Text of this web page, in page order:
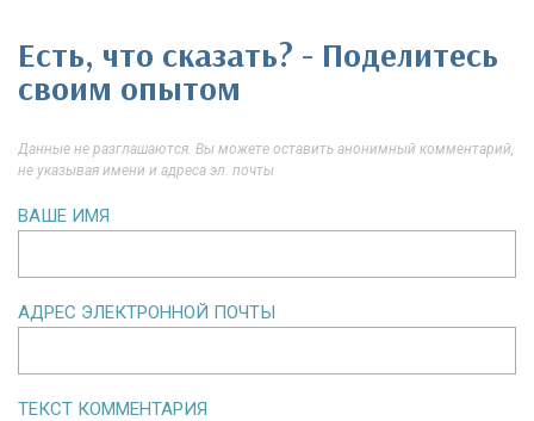
Есть, что сказать? - Поделитесь
своим опытом
Данные не разглашаются. Вы можете оставить анонимный комментарий,
не указывая имени и адреса эл. почты
ВАШЕ ИМЯ
АДРЕС ЭЛЕКТРОННОЙ ПОЧТЫ
ТЕКСТ КОММЕНТАРИЯ